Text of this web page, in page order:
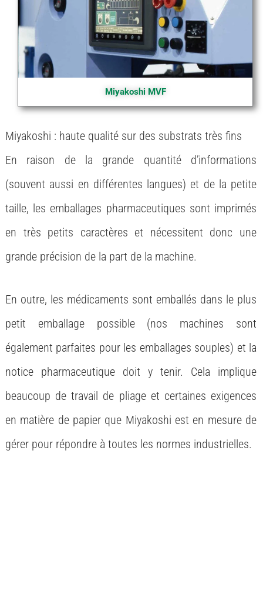
Miyakoshi : haute qualité sur des substrats très fins
En raison de la grande quantité d’informations
(souvent aussi en différentes langues) et de la petite
taille, les emballages pharmaceutiques sont imprimés
en très petits caractères et nécessitent donc une
grande précision de la part de la machine.
En outre, les médicaments sont emballés dans le plus
petit emballage possible (nos machines sont
également parfaites pour les emballages souples) et la
notice pharmaceutique doit y tenir. Cela implique
beaucoup de travail de pliage et certaines exigences
en matière de papier que Miyakoshi est en mesure de
gérer pour répondre à toutes les normes industrielles.
Miyakoshi MVF